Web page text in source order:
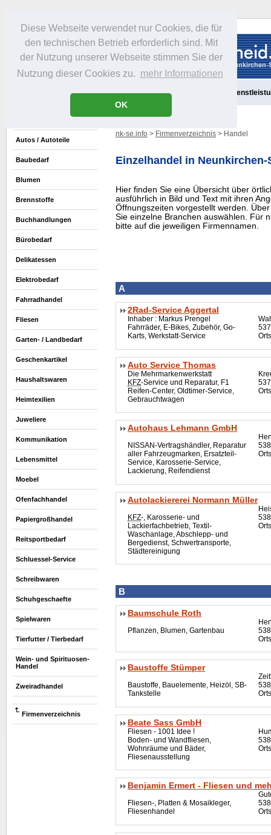
Diese Webseite verwendet nur Cookies, die für
den technischen Betrieb erforderlich sind. Mit
der Nutzung unserer Webseite stimmen Sie der
Nutzung dieser Cookies zu. mehr Informationen
OK
Portrait Freizeit Gastronomie
Autos / Autoteile
Baubedarf
Blumen
Brennstoffe
Buchhandlungen
Bürobedarf
Delikatessen
Elektrobedarf
Fahrradhandel
Fliesen
Garten- / Landbedarf
Geschenkartikel
Haushaltswaren
Heimtexilien
Juweliere
Kommunikation
Lebensmittel
Moebel
Ofenfachhandel
Papiergroßhandel
Reitsportbedarf
Schluessel-Service
Schreibwaren
Schuhgeschaefte
Spielwaren
Tierfutter / Tierbedarf
Wein- und Spirituosen-
Handel
Zweiradhandel
Firmenverzeichnis
nk-se.info > Firmenverzeichnis > Handel
Einzelhandel in
Hier finden Sie eine Übersicht über
ausführlich in Bild und Text mit ihren
Öffnungszeiten vorgestellt werden.
Sie einzelne Branchen auswählen. Für
bitte auf die jeweiligen Firmennamen.
A
2Rad-Service Aggertal
Inhaber : Markus Prengel
Fahrräder, E-Bikes, Zubehör, Go-
Karts, Werkstatt-Service
Auto Service Thomas
Die Mehrmarkenwerkstatt
KFZ-Service und Reparatur, F1
Reifen-Center, Oldtimer-Service,
Gebrauchtwagen
Autohaus Lehmann GmbH
NISSAN-Vertragshändler, Reparatur
aller Fahrzeugmarken, Ersatzteil-
Service, Karosserie-Service,
Lackierung, Reifendienst
Autolackiererei Normann Müller
KFZ-, Karosserie- und
Lackierfachbetrieb, Textil-
Waschanlage, Abschlepp- und
Bergedienst, Schwertransporte,
Städtereinigung
B
Baumschule Roth
Pflanzen, Blumen, Gartenbau
Baustoffe Stümper
Baustoffe, Bauelemente, Heizöl, SB-
Tankstelle
Beate Sass GmbH
Fliesen - 1001 Idee !
Boden- und Wandfliesen,
Wohnräume und Bäder,
Fliesenausstellung
Benjamin Ermert - Fliesen und
Fliesen-, Platten & Mosaikleger,
Fliesenhandel